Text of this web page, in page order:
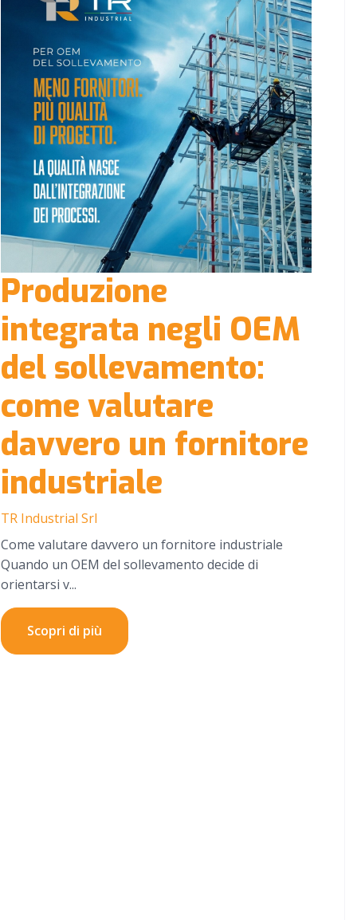
Produzione
integrata negli OEM
del sollevamento:
come valutare
davvero un fornitore
industriale
TR Industrial Srl
Come valutare davvero un fornitore industriale
Quando un OEM del sollevamento decide di
orientarsi v...
Scopri di più